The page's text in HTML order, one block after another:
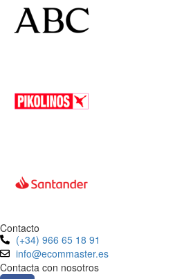
Contacto
(+34) 966 65 18 91
info@ecommaster.es
Contacta con nosotros